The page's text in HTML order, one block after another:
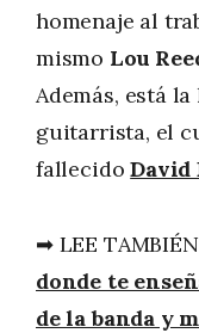
homenaje al
mismo Lou
Además, está
guitarrista, el
fallecidoDavid
➡ LEE
donde te
de la banda y